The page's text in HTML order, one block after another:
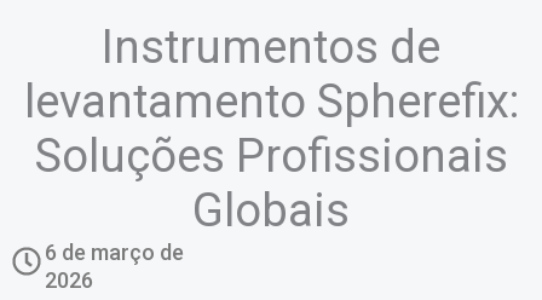
Instrumentos de
levantamento Spherefix:
Soluções Profissionais
Globais
6 de março de
2026